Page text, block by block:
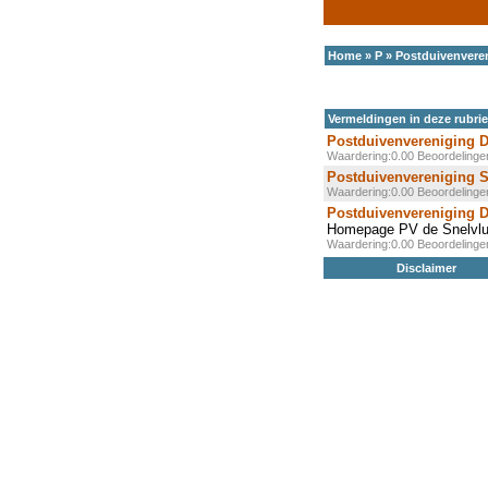
Home » P »
Vermeldingen in deze
Postduivenvereniging
Waardering:0.00
Postduivenvereniging
Waardering:0.00
Postduivenvereniging
Homepage PV de
Waardering:0.00
Disclaimer